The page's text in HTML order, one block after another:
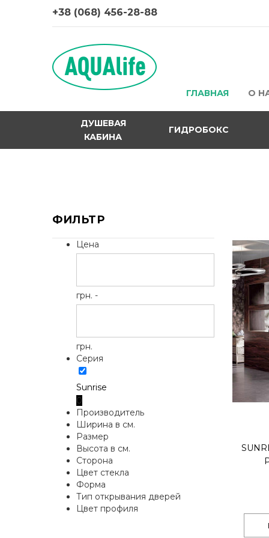
+38 (068) 456-28-88
ГЛАВНАЯ О
ДУШЕВАЯ
КАБИНА
ГИДРОБОКС
ФИЛЬТР
Цена
грн. -
грн.
Серия
Sunrise
0
Производитель
Ширина в см.
Размер
Высота в см.
Сторона
Цвет стекла
Форма
Тип открывания дверей
Цвет профиля